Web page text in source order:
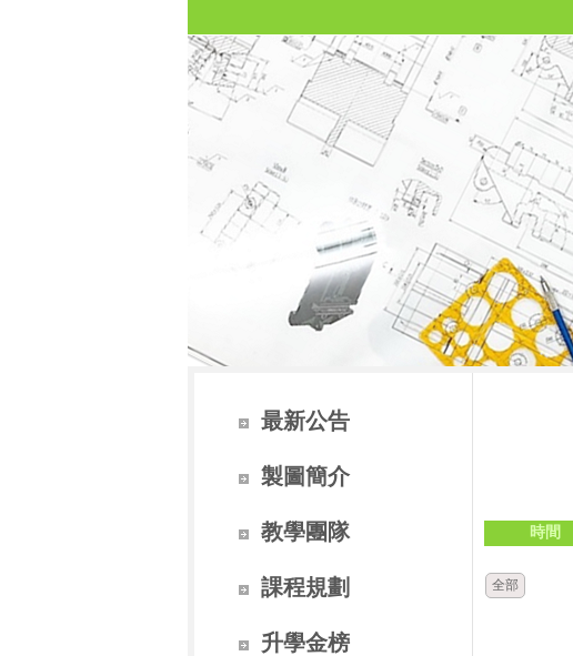
最新公告
製圖簡介
教學團隊
課程規劃
升學金榜
時間
全部